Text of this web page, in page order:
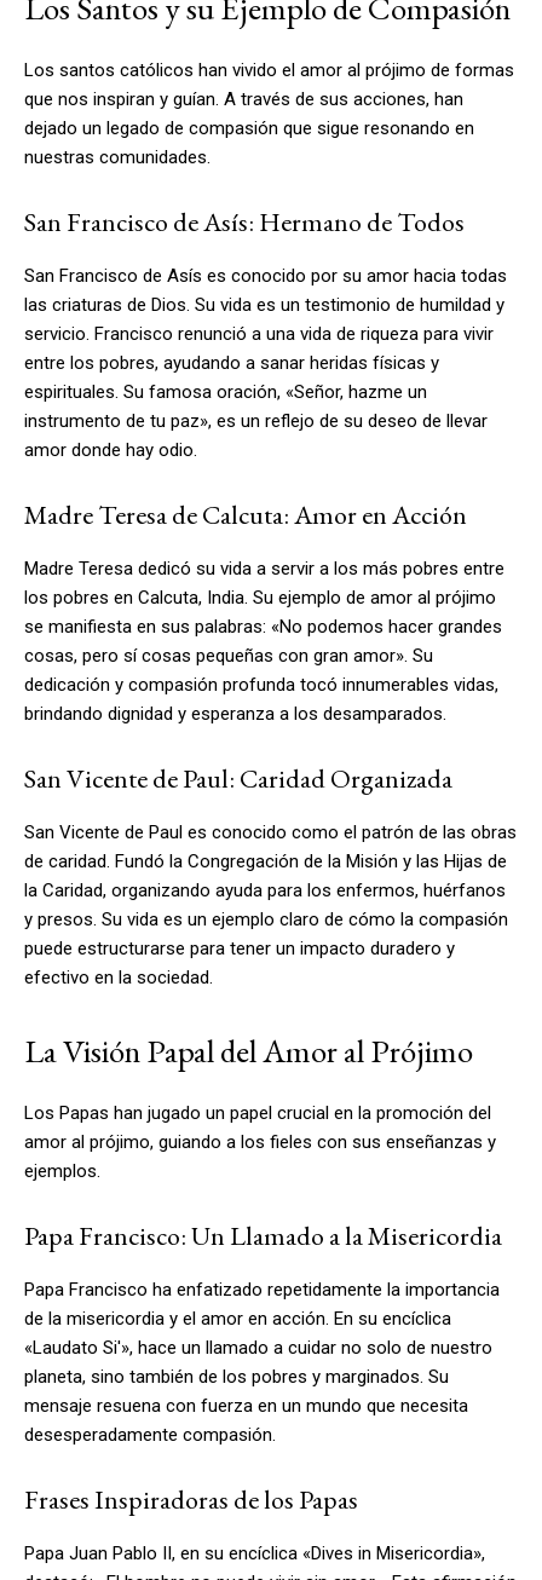
Los santos católicos han vivido el amor al prójimo de formas
que nos inspiran y guían. A través de sus acciones, han
dejado un legado de compasión que sigue resonando en
nuestras comunidades.
San Francisco de Asís: Hermano de Todos
San Francisco de Asís es conocido por su amor hacia todas
las criaturas de Dios. Su vida es un testimonio de humildad y
servicio. Francisco renunció a una vida de riqueza para vivir
entre los pobres, ayudando a sanar heridas físicas y
espirituales. Su famosa oración, «Señor, hazme un
instrumento de tu paz», es un reflejo de su deseo de llevar
amor donde hay odio.
Madre Teresa de Calcuta: Amor en Acción
Madre Teresa dedicó su vida a servir a los más pobres entre
los pobres en Calcuta, India. Su ejemplo de amor al prójimo
se manifiesta en sus palabras: «No podemos hacer grandes
cosas, pero sí cosas pequeñas con gran amor». Su
dedicación y compasión profunda tocó innumerables vidas,
brindando dignidad y esperanza a los desamparados.
San Vicente de Paul: Caridad Organizada
San Vicente de Paul es conocido como el patrón de las obras
de caridad. Fundó la Congregación de la Misión y las Hijas de
la Caridad, organizando ayuda para los enfermos, huérfanos
y presos. Su vida es un ejemplo claro de cómo la compasión
puede estructurarse para tener un impacto duradero y
efectivo en la sociedad.
La Visión Papal del Amor al Prójimo
Los Papas han jugado un papel crucial en la promoción del
amor al prójimo, guiando a los fieles con sus enseñanzas y
ejemplos.
Papa Francisco: Un Llamado a la Misericordia
Papa Francisco ha enfatizado repetidamente la importancia
de la misericordia y el amor en acción. En su encíclica
«Laudato Si'», hace un llamado a cuidar no solo de nuestro
planeta, sino también de los pobres y marginados. Su
mensaje resuena con fuerza en un mundo que necesita
desesperadamente compasión.
Frases Inspiradoras de los Papas
Papa Juan Pablo II, en su encíclica «Dives in Misericordia»,